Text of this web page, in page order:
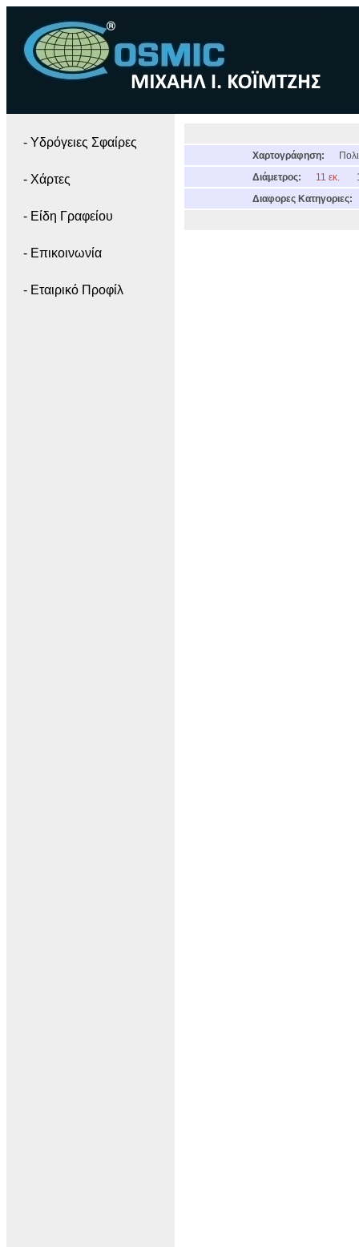
- Yδρόγειες Σφαίρες
- Χάρτες
- Είδη Γραφείου
- Επικοινωνία
- Εταιρικό Προφίλ
Χαρτογράφηση:
Διάμετρος:
11 εκ.
Διαφορες Κατηγοριες: